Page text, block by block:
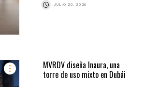
JULIO 20, 2026
MVRDV diseña Inaura, una
torre de uso mixto en Dubái